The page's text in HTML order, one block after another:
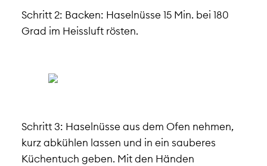
Schritt 2: Backen: Haselnüsse 15 Min. bei 180
Grad im Heissluft rösten.
Schritt 3: Haselnüsse aus dem Ofen nehmen,
kurz abkühlen lassen und in ein sauberes
Küchentuch geben. Mit den Händen